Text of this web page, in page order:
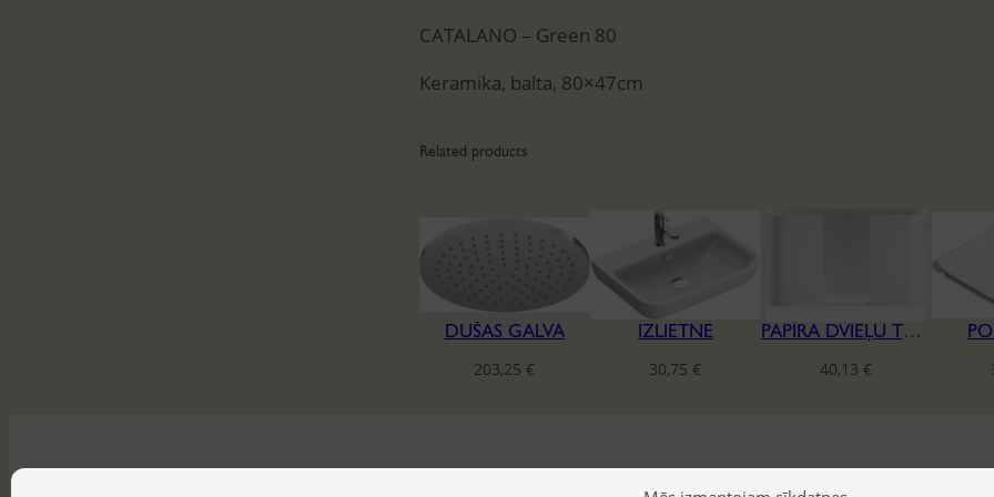
CATALANO – Green 80
Keramika, balta, 80×47cm
Related products
DUŠAS GALVA
203,25€
IZLIETNE
30,75€
PAPĪRA DVIEĻU TURĒTĀJS
40,13€